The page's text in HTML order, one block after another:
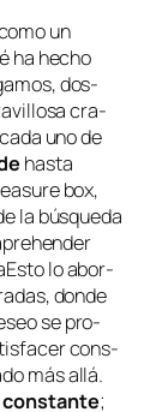
un
ha he­cho
dos­
cra­
uno de
has­ta
box,
la bús­que­da
Esto lo abor­
don­de
se pro­
cons­
más allá.
cons­tan­te;